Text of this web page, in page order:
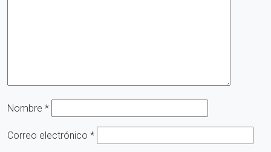
Nombre *
Correo electrónico *